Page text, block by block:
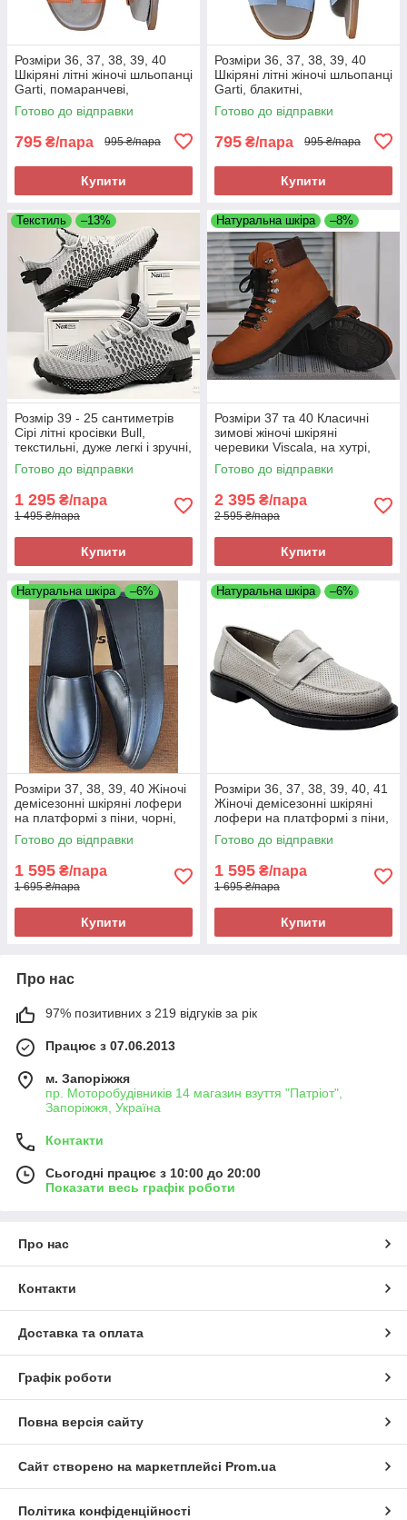
Розміри 36, 37, 38, 39, 40
Шкіряні літні жіночі шльопанці
Garti, помаранчеві,
повнорозмірні, на низькому
ходу, легкі та зручні
Готово до відправки
795 ₴/пара 995 ₴/пара
Купити
Розміри 36, 37, 38, 39, 40
Шкіряні літні жіночі шльопанці
Garti, блакитні,
повнорозмірні, на низькому
ходу, легкі та зручні
Готово до відправки
795 ₴/пара 995 ₴/пара
Купити
Текстиль –13%
Розмір 39 - 25 сантиметрів
Сірі літні кросівки Bull,
текстильні, дуже легкі і зручні,
на підошві з піни
Готово до відправки
1 295 ₴/пара
1 495 ₴/пара
Купити
Натуральна шкіра –8%
Розміри 37 та 40 Класичні
зимові жіночі шкіряні
черевики Viscala, на хутрі,
коричневі, легкі та зручні
Готово до відправки
2 395 ₴/пара
2 595 ₴/пара
Купити
Натуральна шкіра –6%
Розміри 37, 38, 39, 40 Жіночі
демісезонні шкіряні лофери
на платформі з піни, чорні,
легкі та зручні
Готово до відправки
1 595 ₴/пара
1 695 ₴/пара
Купити
Натуральна шкіра –6%
Розміри 36, 37, 38, 39, 40, 41
Жіночі демісезонні шкіряні
лофери на платформі з піни,
чорні, легкі та зручні
Готово до відправки
1 595 ₴/пара
1 695 ₴/пара
Купити
Про нас
97% позитивних з 219 відгуків за рік
Працює з 07.06.2013
м. Запоріжжя
пр. Моторобудівників 14 магазин взуття "Патріот",
Запоріжжя, Україна
Контакти
Сьогодні працює з 10:00 до 20:00
Показати весь графік роботи
Про нас
Контакти
Доставка та оплата
Графік роботи
Повна версія сайту
Сайт створено на маркетплейсі Prom.ua
Політика конфіденційності